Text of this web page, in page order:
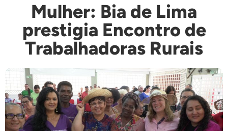
Mulher: Bia de Lima
prestigia Encontro de
Trabalhadoras Rurais